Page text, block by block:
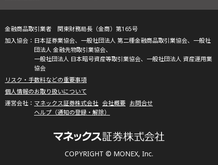
COPYRIGHT © MONEX, Inc.
金融商品取引業者 関東財務局長（金商）第165号
日本証券業協会、一般社団法人 第二種金融商品取引業協会、一般社
団法人 金融先物取引業協会、
一般社団法人 日本暗号資産等取引業協会、一般社団法人 資産運用業
協会
リスク・手数料などの重要事項
個人情報のお取り扱いについて
マネックス証券株式会社 会社概要 お問合せ
ヘルプ（通知の登録・解除）